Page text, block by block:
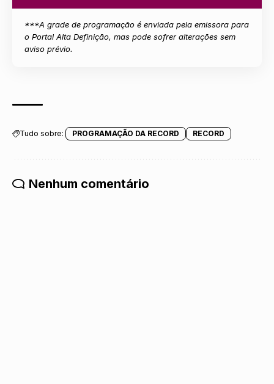
***A grade de programação é enviada pela emissora para
o Portal Alta Definição, mas pode sofrer alterações sem
aviso prévio.
Tudo sobre: PROGRAMAÇÃO DA RECORD RECORD
Nenhum comentário